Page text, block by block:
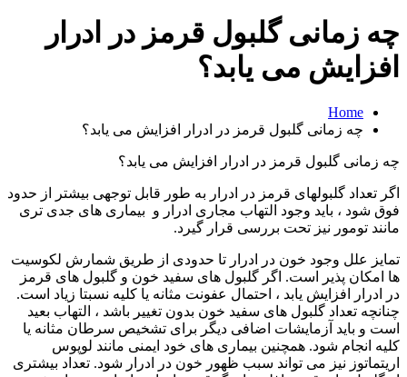
برای:
چه زمانی گلبول قرمز در ادرار
افزایش می یابد؟
Home
چه زمانی گلبول قرمز در ادرار افزایش می یابد؟
چه زمانی گلبول قرمز در ادرار افزایش می یابد؟
اگر تعداد گلبولهای قرمز در ادرار به طور قابل توجهی بیشتر از حدود
فوق شود ، باید وجود التهاب مجاری ادرار و بیماری های جدی تری
مانند تومور نیز تحت بررسی قرار گیرد.
تمایز علل وجود خون در ادرار تا حدودی از طریق شمارش لکوسیت
ها امکان پذیر است. اگر گلبول های سفید خون و گلبول های قرمز
در ادرار افزایش یابد ، احتمال عفونت مثانه یا کلیه نسبتا زیاد است.
چنانچه تعداد گلبول های سفید خون بدون تغییر باشد ، التهاب بعید
است و باید آزمایشات اضافی دیگر برای تشخیص سرطان مثانه یا
کلیه انجام شود. همچنین بیماری های خود ایمنی مانند لوپوس
اریتماتوز نیز می تواند سبب ظهور خون در ادرار شود. تعداد بیشتری